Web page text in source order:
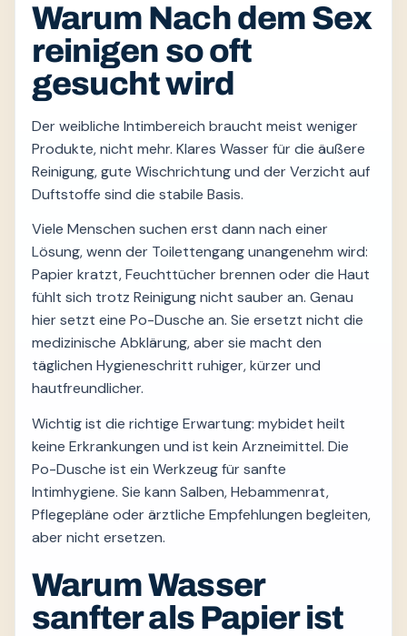
Warum Nach dem Sex
reinigen so oft
gesucht wird
Der weibliche Intimbereich braucht meist weniger
Produkte, nicht mehr. Klares Wasser für die äußere
Reinigung, gute Wischrichtung und der Verzicht auf
Duftstoffe sind die stabile Basis.
Viele Menschen suchen erst dann nach einer
Lösung, wenn der Toilettengang unangenehm wird:
Papier kratzt, Feuchttücher brennen oder die Haut
fühlt sich trotz Reinigung nicht sauber an. Genau
hier setzt eine Po-Dusche an. Sie ersetzt nicht die
medizinische Abklärung, aber sie macht den
täglichen Hygieneschritt ruhiger, kürzer und
hautfreundlicher.
Wichtig ist die richtige Erwartung: mybidet heilt
keine Erkrankungen und ist kein Arzneimittel. Die
Po-Dusche ist ein Werkzeug für sanfte
Intimhygiene. Sie kann Salben, Hebammenrat,
Pflegepläne oder ärztliche Empfehlungen begleiten,
aber nicht ersetzen.
Warum Wasser
sanfter als Papier ist